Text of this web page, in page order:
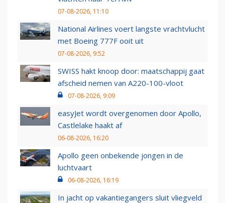
07-08-2026, 11:10
National Airlines voert langste vrachtvlucht
met Boeing 777F ooit uit
07-08-2026, 9:52
SWISS hakt knoop door: maatschappij gaat
afscheid nemen van A220-100-vloot
07-08-2026, 9:09
easyJet wordt overgenomen door Apollo,
Castlelake haakt af
06-08-2026, 16:20
Apollo geen onbekende jongen in de
luchtvaart
06-08-2026, 16:19
In jacht op vakantiegangers sluit vliegveld